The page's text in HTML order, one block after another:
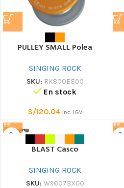
PULLEY SMALL Polea
SINGING ROCK
SKU: RK800EE00
En stock
S/120.04 inc. IGV
BLAST Casco
SINGING ROCK
SKU: W9607BX00